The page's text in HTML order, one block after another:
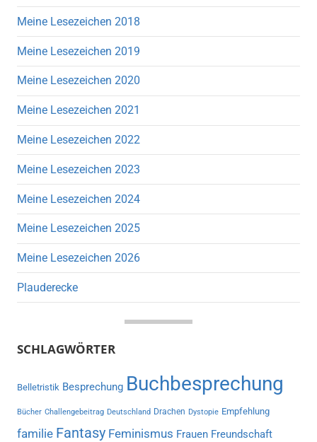
Meine Lesezeichen 2018
Meine Lesezeichen 2019
Meine Lesezeichen 2020
Meine Lesezeichen 2021
Meine Lesezeichen 2022
Meine Lesezeichen 2023
Meine Lesezeichen 2024
Meine Lesezeichen 2025
Meine Lesezeichen 2026
Plauderecke
SCHLAGWÖRTER
Belletristik Besprechung Buchbesprechung
Bücher Challengebeitrag Deutschland Drachen Dystopie Empfehlung
familie Fantasy Feminismus Frauen Freundschaft